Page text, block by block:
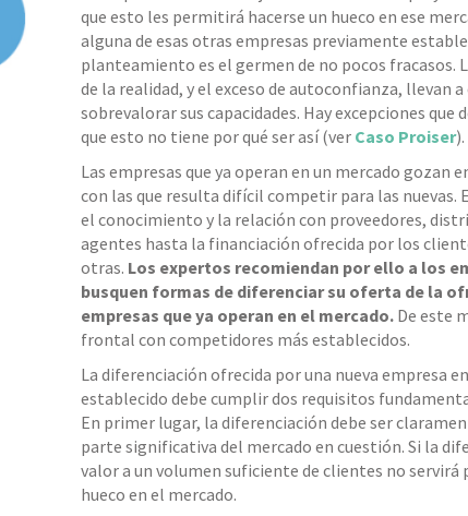
que esto les permitirá hacerse un hueco en ese
alguna de esas otras empresas previamente
planteamiento es el germen de no pocos fracasos.
de la realidad, y el exceso de autoconfianza, llevan
sobrevalorar sus capacidades. Hay excepciones
que esto no tiene por qué ser así (ver Caso Proiser).
Las empresas que ya operan en un mercado gozan
con las que resulta difícil competir para las nuevas.
el conocimiento y la relación con proveedores,
agentes hasta la financiación ofrecida por los
otras. Los expertos recomiendan por ello a los
busquen formas de diferenciar su oferta de la
empresas que ya operan en el mercado.De este
frontal con competidores más establecidos.
La diferenciación ofrecida por una nueva empresa
establecido debe cumplir dos requisitos
En primer lugar, la diferenciación debe ser
parte significativa del mercado en cuestión. Si la
valor a un volumen suficiente de clientes no servirá
hueco en el mercado.